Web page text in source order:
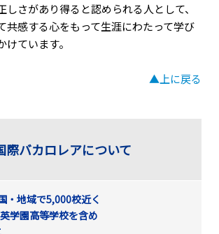
しさがあり得ると認められる人として、
共感する心をもって生涯にわたって学び
ています。
▲上に戻る
際バカロレアについて
・地域で5,000校近く
学園高等学校を含め